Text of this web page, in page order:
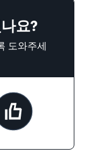
요?
도와주세